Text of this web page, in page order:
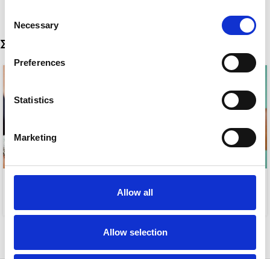
Selection
Necessary
Preferences
Statistics
Marketing
Allow all
Allow selection
Σχετικά προϊόντα